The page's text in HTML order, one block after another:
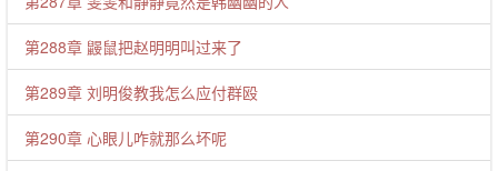
第288章 鼹鼠把赵明明叫过来了
第289章 刘明俊教我怎么应付群殴
第290章 心眼儿咋就那么坏呢